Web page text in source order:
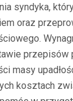
syndyka,
oraz
przepisów
masy
kosztach